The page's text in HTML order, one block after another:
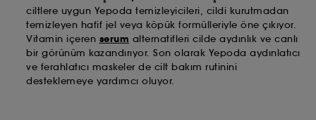
ciltlere uygun Yepoda temizleyicileri, cildi kurutmadan
temizleyen hafif jel veya köpük formülleriyle öne çıkıyor.
Vitamin içeren serum alternatifleri cilde aydınlık ve canlı
bir görünüm kazandırıyor. Son olarak Yepoda aydınlatıcı
ve ferahlatıcı maskeler de cilt bakım rutinini
desteklemeye yardımcı oluyor.